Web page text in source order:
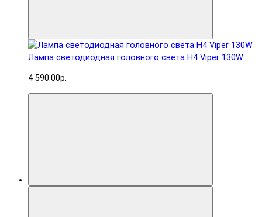
Лампа светодиодная головного света H4 Viper 130W
4 590.00р.